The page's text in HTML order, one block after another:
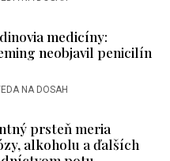
medicíny:
neobjavil penicilín
NA DOSAH
prsteň meria
alkoholu a ďalších